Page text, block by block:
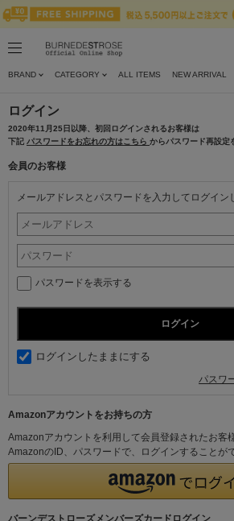
BRAND CATEGORY ALL ITEMS NEW ARRIVAL
ログイン
2020年11月25日以降、初回ログインされるお客様は
下記 パスワードをお忘れの方はこちら からパスワード再設定
会員のお客様
メールアドレスとパスワードを入力してログイン
パスワードを表示する
ログインしたままにする
パスワ
Amazonアカウントをお持ちの方
Amazonアカウントを利用して会員登録されたお客様
AmazonのID、パスワードで、ログインすることが